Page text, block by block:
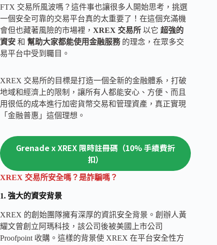
FTX 交易所風波嗎？這件事也讓很多人開始思考，挑選
一個安全可靠的交易平台真的太重要了！在這個充滿機
會但也藏著風險的市場裡， XREX 交易所 以它 超強的
資安 和 幫助大家都能使用金融服務的理念，在眾多交
易平台中受到矚目。
XREX 交易所的目標是打造一個全新的金融體系，打破
地域和經濟上的限制，讓所有人都能安心、方便、而且
用很低的成本進行加密貨幣交易和管理資產，真正實現
「金融普惠」這個理想。
Grenade x XREX 限時註冊碼（10% 手續費折
扣）
XREX 交易所安全嗎？是詐騙嗎？
1. 強大的資安背景
XREX 的創始團隊擁有深厚的資訊安全背景。創辦人黃
耀文曾創立阿瑪科技，該公司後被美國上市公司
Proofpoint 收購。這樣的背景使 XREX 在平台安全性方